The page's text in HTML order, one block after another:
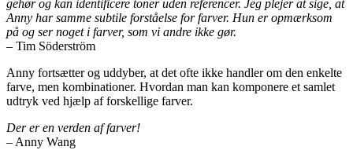
gehør og kan identificere toner uden referencer. Jeg plejer at sige, at
Anny har samme subtile forståelse for farver. Hun er opmærksom
på og ser noget i farver, som vi andre ikke gør.
– Tim Söderström
Anny fortsætter og uddyber, at det ofte ikke handler om den enkelte
farve, men kombinationer. Hvordan man kan komponere et samlet
udtryk ved hjælp af forskellige farver.
Der er en verden af farver!
– Anny Wang